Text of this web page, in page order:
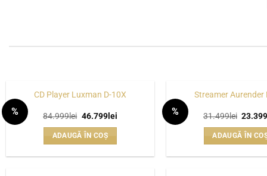
%
WISHLIST
CD Player Luxman D-10X
84.999lei Prețul
a
fost:
46.799leiPrețul
ADAUGĂ ÎN COȘ
%
Streamer Aurender
31.499lei Prețul
a
fost:
23.399
ADAUGĂ ÎN